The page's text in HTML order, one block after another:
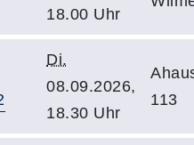
18.00 Uhr
Di.
08.09.2026,
18.30 Uhr
113